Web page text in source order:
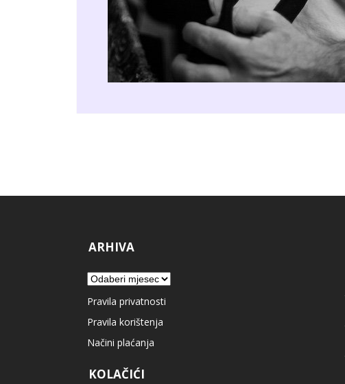
ARHIVA
Arhiva
Pravila privatnosti
Pravila korištenja
Načini plaćanja
KOLAČIĆI